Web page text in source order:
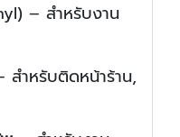
– สำหรับงาน
สำหรับติดหน้าร้าน,